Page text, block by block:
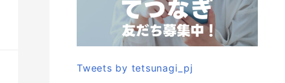
Tweets by tetsunagi_pj